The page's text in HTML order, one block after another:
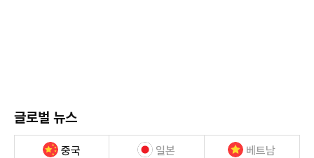
글로벌 뉴스
중국 일본 베트남